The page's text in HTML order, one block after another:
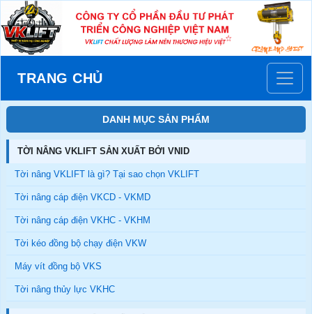
TRANG CHỦ
DANH MỤC SẢN PHẨM
TỜI NÂNG VKLIFT SẢN XUẤT BỞI VNID
Tời nâng VKLIFT là gì? Tại sao chọn VKLIFT
Tời nâng cáp điện VKCD - VKMD
Tời nâng cáp điện VKHC - VKHM
Tời kéo đồng bộ chạy điện VKW
Máy vít đồng bộ VKS
Tời nâng thủy lực VKHC